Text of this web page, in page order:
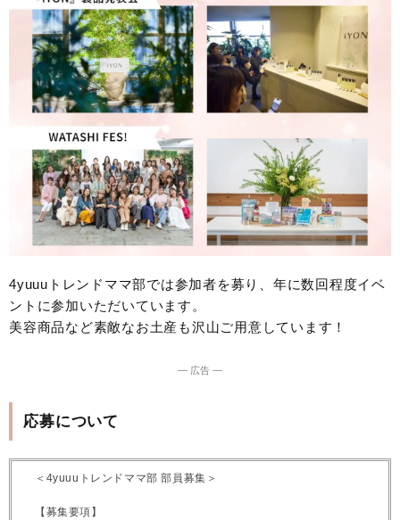
4yuuuトレンドママ部では参加者を募り、年に数回程度イベ
ントに参加いただいています。
美容商品など素敵なお土産も沢山ご用意しています！
― 広告 ―
応募について
＜4yuuuトレンドママ部 部員募集＞
【募集要項】